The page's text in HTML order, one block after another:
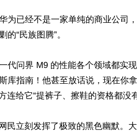
为已经不是一家单纯的商业公司
“民族图腾”。
代问界 M9 的性能各个领域都实
库指南！他甚至放话说，现在你
给它“提裤子、擦鞋的资格都没有
民立刻发挥了极致的黑色幽默。